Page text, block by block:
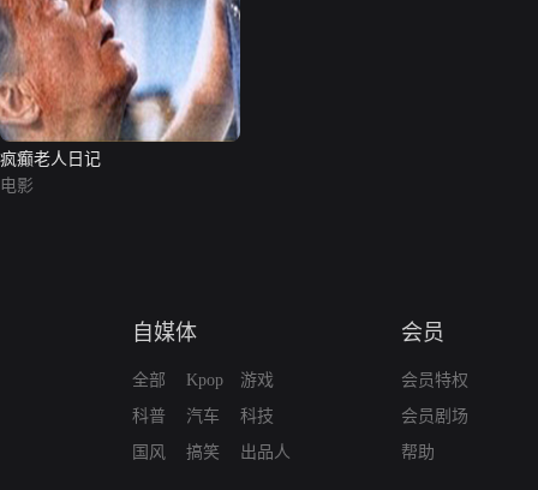
疯癫老人日记
电影
自媒体
全部
科普
国风
Kpop
汽车
搞笑
游戏
科技
出品人
会员
会员特权
会员剧场
帮助